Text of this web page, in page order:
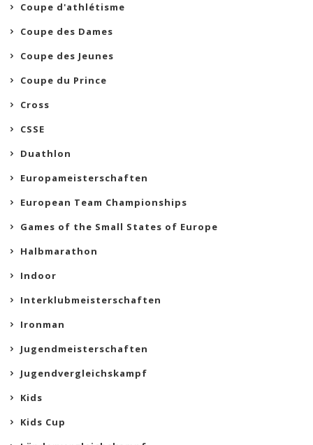
Coupe d'athlétisme
Coupe des Dames
Coupe des Jeunes
Coupe du Prince
Cross
CSSE
Duathlon
Europameisterschaften
European Team Championships
Games of the Small States of Europe
Halbmarathon
Indoor
Interklubmeisterschaften
Ironman
Jugendmeisterschaften
Jugendvergleichskampf
Kids
Kids Cup